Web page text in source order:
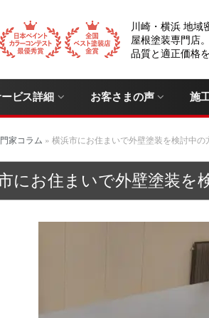
川崎・横浜 地域
屋根塗装専門店
品質と適正価格を
ビス詳細 お客さまの声 施
家コラム » 横浜市にお住まいで外壁塗装を検討中
にお住まいで外壁塗装を